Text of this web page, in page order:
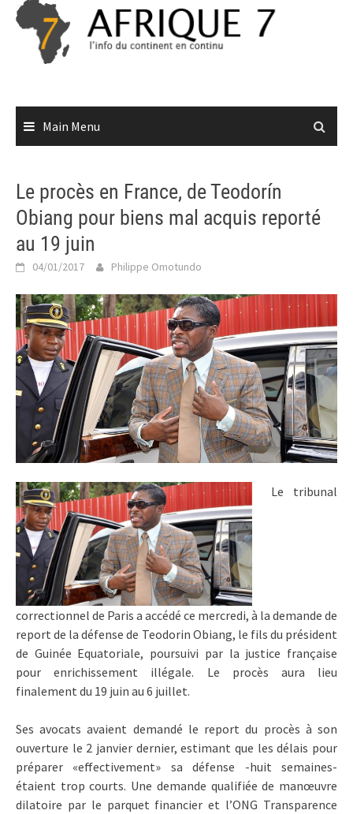
Skip
content
Main Menu
Le procès en France, de Teodorín
Obiang pour biens mal acquis reporté
au 19 juin
04/01/2017 Philippe Omotundo
Le tribunal
correctionnel de Paris a accédé ce mercredi, à la demande de
report de la défense de Teodorin Obiang, le fils du président
de Guinée Equatoriale, poursuivi par la justice française
pour enrichissement illégale. Le procès aura lieu
finalement du 19 juin au 6 juillet.
Ses avocats avaient demandé le report du procès à son
ouverture le 2 janvier dernier, estimant que les délais pour
préparer «effectivement» sa défense -huit semaines-
étaient trop courts. Une demande qualifiée de manœuvre
dilatoire par le parquet financier et l’ONG Transparence